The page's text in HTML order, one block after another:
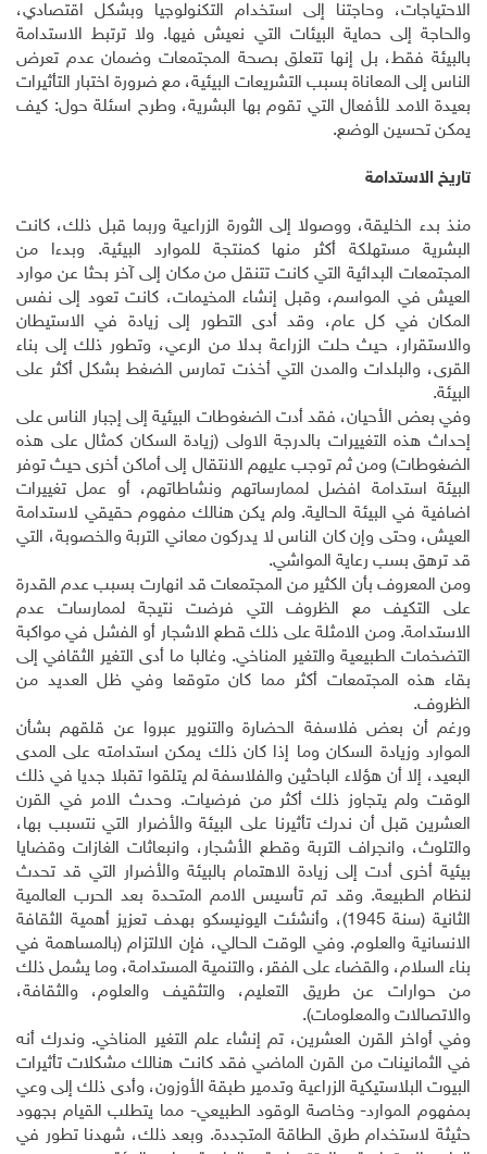
الاحتياجات، وحاجتنا إلى استخدام التكنولوجيا وبشكل اقتصادي،
والحاجة إلى حماية البيئات التي نعيش فيها. ولا ترتبط الاستدامة
بالبيئة فقط، بل إنها تتعلق بصحة المجتمعات وضمان عدم تعرض
الناس إلى المعاناة بسبب التشريعات البيئية، مع ضرورة اختبار التأثيرات
بعيدة الامد للأفعال التي تقوم بها البشرية، وطرح اسئلة حول: كيف
يمكن تحسين الوضع.
تاريخ الاستدامة
منذ بدء الخليقة، ووصولا إلى الثورة الزراعية وربما قبل ذلك، كانت
البشرية مستهلكة أكثر منها كمنتجة للموارد البيئية. وبدءا من
المجتمعات البدائية التي كانت تتنقل من مكان إلى آخر بحثا عن موارد
العيش في المواسم، وقبل إنشاء المخيمات، كانت تعود إلى نفس
المكان في كل عام، وقد أدى التطور إلى زيادة في الاستيطان
والاستقرار، حيث حلت الزراعة بدلا من الرعي، وتطور ذلك إلى بناء
القرى، والبلدات والمدن التي أخذت تمارس الضغط بشكل أكثر على
البيئة.
وفي بعض الأحيان، فقد أدت الضغوطات البيئية إلى إجبار الناس على
إحداث هذه التغييرات بالدرجة الاولى (زيادة السكان كمثال على هذه
الضغوطات) ومن ثم توجب عليهم الانتقال إلى أماكن أخرى حيث توفر
البيئة استدامة افضل لممارساتهم ونشاطاتهم، أو عمل تغييرات
اضافية في البيئة الحالية. ولم يكن هنالك مفهوم حقيقي لاستدامة
العيش، وحتى وإن كان الناس لا يدركون معاني التربة والخصوبة، التي
قد ترهق بسب رعاية المواشي.
ومن المعروف بأن الكثير من المجتمعات قد انهارت بسبب عدم القدرة
على التكيف مع الظروف التي فرضت نتيجة لممارسات عدم
الاستدامة. ومن الامثلة على ذلك قطع الاشجار أو الفشل في مواكبة
التضخمات الطبيعية والتغير المناخي. وغالبا ما أدى التغير الثقافي إلى
بقاء هذه المجتمعات أكثر مما كان متوقعا وفي ظل العديد من
الظروف.
ورغم أن بعض فلاسفة الحضارة والتنوير عبروا عن قلقهم بشأن
الموارد وزيادة السكان وما إذا كان ذلك يمكن استدامته على المدى
البعيد، إلا أن هؤلاء الباحثين والفلاسفة لم يتلقوا تقبلا جديا في ذلك
الوقت ولم يتجاوز ذلك أكثر من فرضيات. وحدث الامر في القرن
العشرين قبل أن ندرك تأثيرنا على البيئة والأضرار التي نتسبب بها،
والتلوث، وانجراف التربة وقطع الأشجار، وانبعاثات الغازات وقضايا
بيئية أخرى أدت إلى زيادة الاهتمام بالبيئة والأضرار التي قد تحدث
لنظام الطبيعة. وقد تم تأسيس الامم المتحدة بعد الحرب العالمية
الثانية (سنة 1945)، وأنشئت اليونيسكو بهدف تعزيز أهمية الثقافة
الانسانية والعلوم. وفي الوقت الحالي، فإن الالتزام (بالمساهمة في
بناء السلام، والقضاء على الفقر، والتنمية المستدامة، وما يشمل ذلك
من حوارات عن طريق التعليم، والتثقيف والعلوم، والثقافة،
والاتصالات والمعلومات).
وفي أواخر القرن العشرين، تم إنشاء علم التغير المناخي. وندرك أنه
في الثمانينات من القرن الماضي فقد كانت هنالك مشكلات تأثيرات
البيوت البلاستيكية الزراعية وتدمير طبقة الأوزون، وأدى ذلك إلى وعي
بمفهوم الموارد- وخاصة الوقود الطبيعي- مما يتطلب القيام بجهود
حثيثة لاستخدام طرق الطاقة المتجددة. وبعد ذلك، شهدنا تطور في